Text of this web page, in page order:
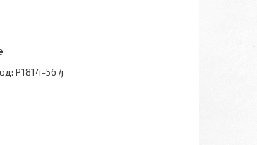
P1814-567j